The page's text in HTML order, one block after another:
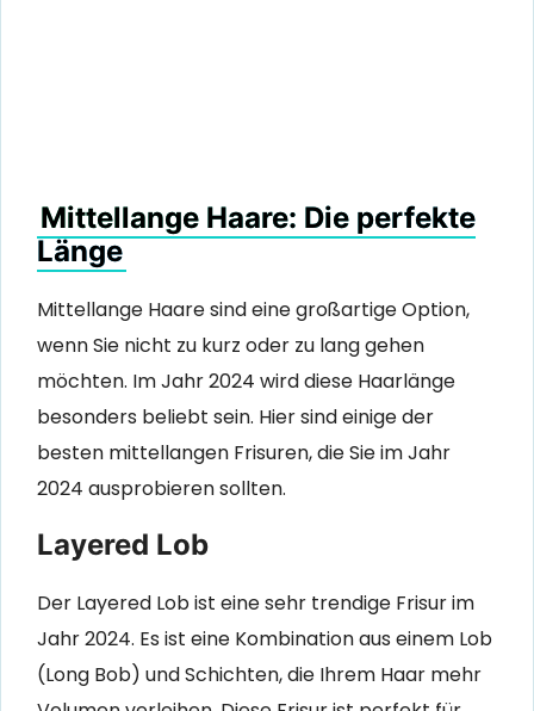
Mittellange Haare: Die perfekte
Länge
Mittellange Haare sind eine großartige Option,
wenn Sie nicht zu kurz oder zu lang gehen
möchten. Im Jahr 2024 wird diese Haarlänge
besonders beliebt sein. Hier sind einige der
besten mittellangen Frisuren, die Sie im Jahr
2024 ausprobieren sollten.
Layered Lob
Der Layered Lob ist eine sehr trendige Frisur im
Jahr 2024. Es ist eine Kombination aus einem Lob
(Long Bob) und Schichten, die Ihrem Haar mehr